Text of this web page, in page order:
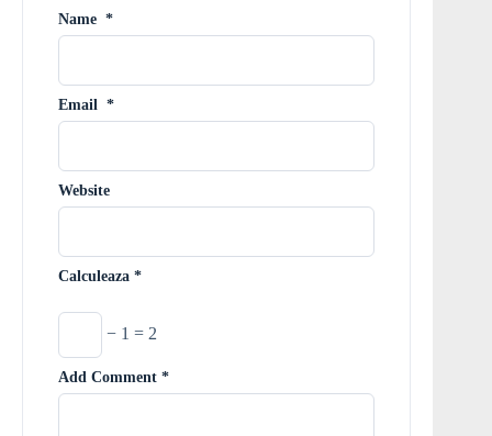
Name *
Email *
Website
Calculeaza *
− 1 = 2
Add Comment *